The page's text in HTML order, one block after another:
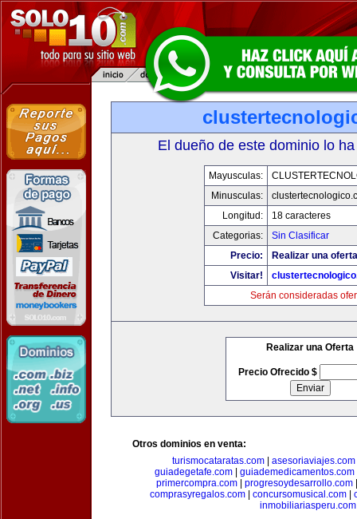
El dueño de este dominio lo
Mayusculas:
Minusculas:
Longitud:
18 caracteres
Categorias:
Sin Clasificar
Precio:
Realizar una
Visitar!
Serán consideradas
Realizar una Oferta
Precio Ofrecido $
Otros dominios en venta:
turismocataratas.com| asesoriaviajes.com
guiadegetafe.com| guiademedicamentos.com
primercompra.com| progresoydesarrollo.com
comprasyregalos.com| concursomusical.com|
inmobiliariasperu.com